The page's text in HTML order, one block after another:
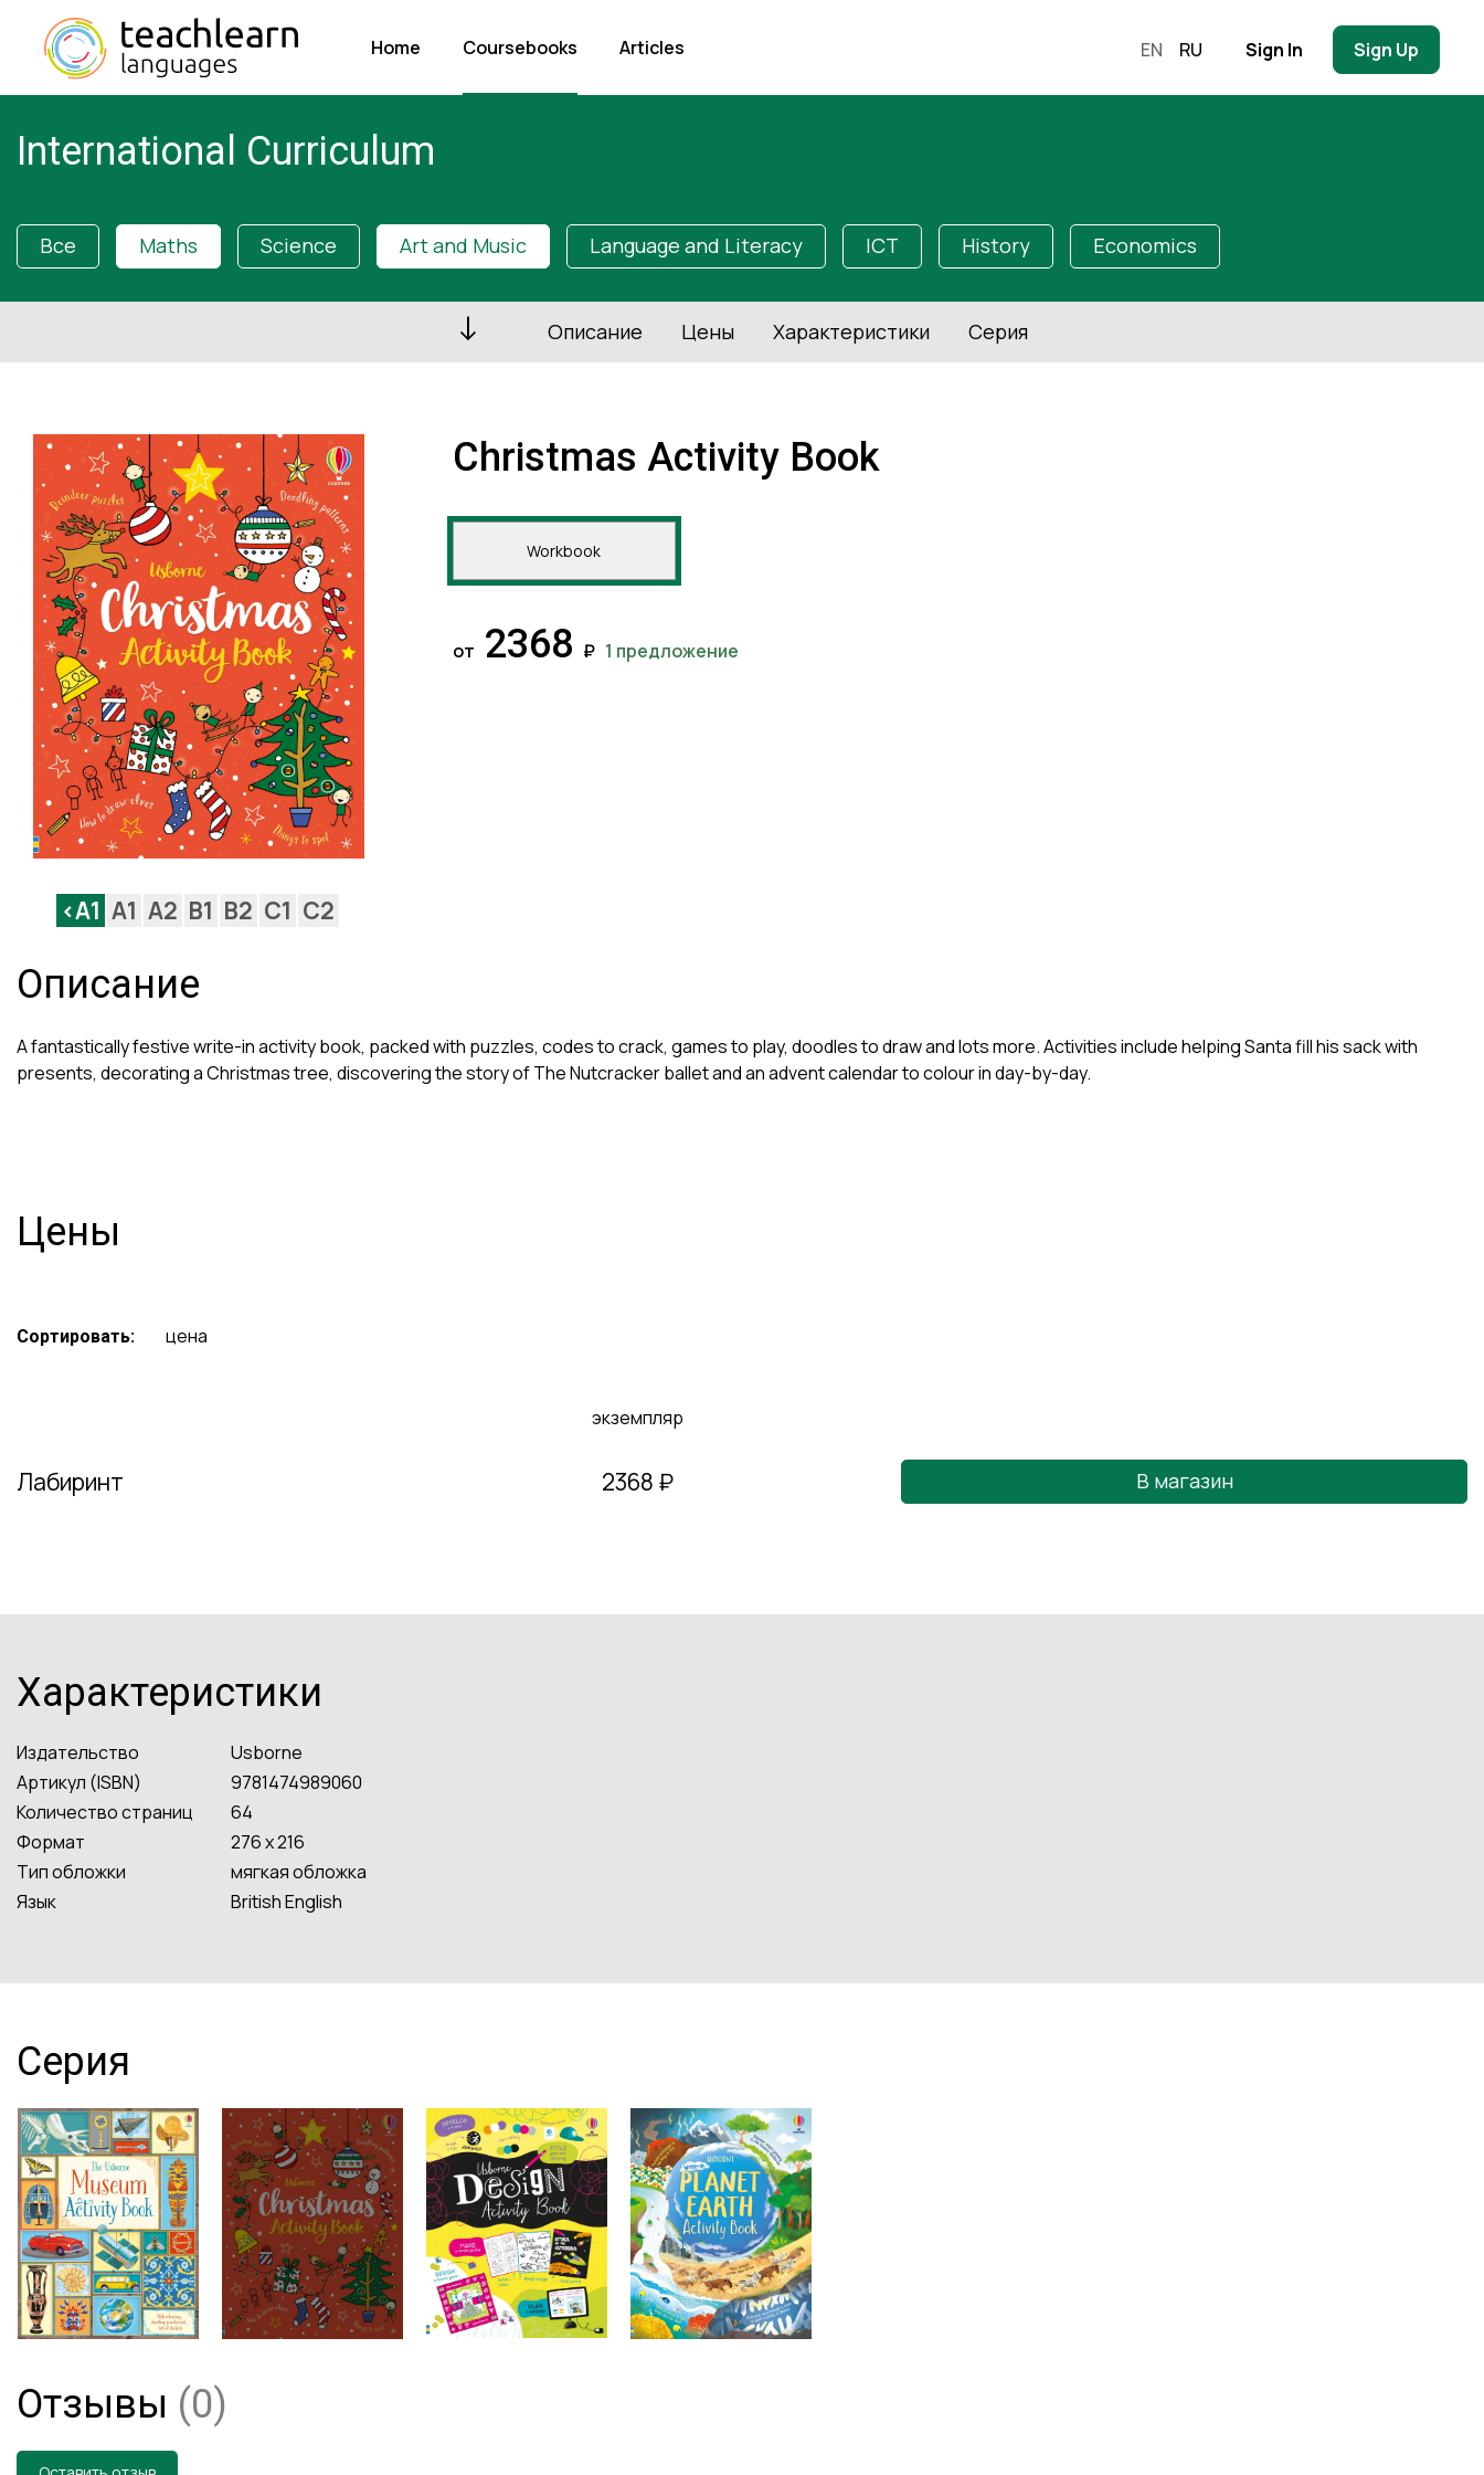
Home Coursebooks Articles EN RU Sign In Sign Up
International Curriculum
Все Maths Science Art and Music Language and Literacy ICT History Economics
Описание Цены Характеристики Серия
<A1 A1 A2 B1 B2 C1 C2
Christmas Activity Book
Workbook
от 2368 ₽ 1 предложение
Описание
A fantastically festive write-in activity book, packed with puzzles, codes to crack, games to play, doodles to draw and lots more. Activities include helping Santa fill his sack with
presents, decorating a Christmas tree, discovering the story of The Nutcracker ballet and an advent calendar to colour in day-by-day.
Цены
Сортировать: цена
экземпляр
Лабиринт 2368 ₽ В магазин
Характеристики
Издательство
Usborne
Артикул (ISBN)
9781474989060
Количество страниц
64
Формат
276 x 216
Тип обложки
мягкая обложка
Язык
British English
Серия
Отзывы (0)